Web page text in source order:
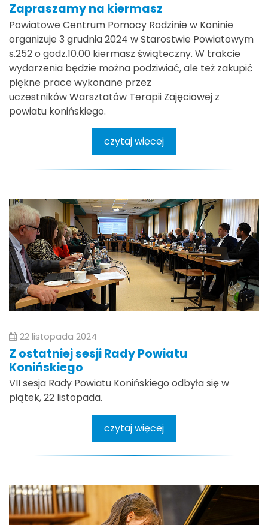
Zapraszamy na kiermasz
Powiatowe Centrum Pomocy Rodzinie w Koninie
organizuje 3 grudnia 2024 w Starostwie Powiatowym
s.252 o godz.10.00 kiermasz świąteczny. W trakcie
wydarzenia będzie można podziwiać, ale też zakupić
piękne prace wykonane przez
uczestników Warsztatów Terapii Zajęciowej z
powiatu konińskiego.
czytaj więcej
22 listopada 2024
Z ostatniej sesji Rady Powiatu
Konińskiego
VII sesja Rady Powiatu Konińskiego odbyła się w
piątek, 22 listopada.
czytaj więcej